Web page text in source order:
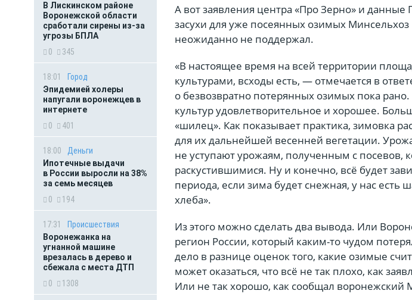
В Лискинском районе
Воронежской области
сработали сирены из-за
угрозы БПЛА
0
345
18:01
Город
Эпидемией холеры
напугали воронежцев в
интернете
0
401
18:00
Деньги
Ипотечные выдачи
в России выросли на 38%
за семь месяцев
0
194
17:31
Происшествия
Воронежанка на
угнанной машине
врезалась в дерево и
сбежала с места ДТП
0
1308
А вот заявления центра «Про Зерно» и данные
засухи для уже посеянных озимых
неожиданно не поддержал.
«В настоящее время на всей территории
культурами, всходы есть, — отмечается в
о безвозвратно потерянных озимых пока
культур удовлетворительное и хорошее.
«шилец». Как показывает практика, зимовка
для их дальнейшей весенней вегетации.
не уступают урожаям, полученным с посевов,
раскустившимися. Ну и конечно, всё будет
периода, если зима будет снежная, у нас есть
хлеба».
Из этого можно сделать два вывода. Или
регион России, который каким-то чудом
дело в разнице оценок того, какие озимые
может оказаться, что всё не так плохо, как
Или не так хорошо, как сообщал воронежский